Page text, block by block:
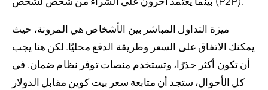
ميزة التداول المباشر بين الأشخاص هي المرونة، حيث
يمكنك الاتفاق على السعر وطريقة الدفع محليًا. لكن هنا يجب
أن تكون أكثر حذرًا، وتستخدم منصات توفر نظام ضمان. في
كل الأحوال، ستجد أن متابعة سعر بيت كوين مقابل الدولار